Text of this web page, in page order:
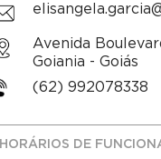
Avenida
Goiania - Goiás
(62) 992078338
HORÁRIOS DE